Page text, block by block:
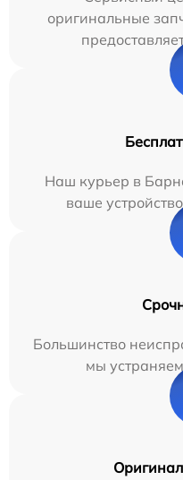
оригинальные
Наш курьер в
ваше
Большинство
мы